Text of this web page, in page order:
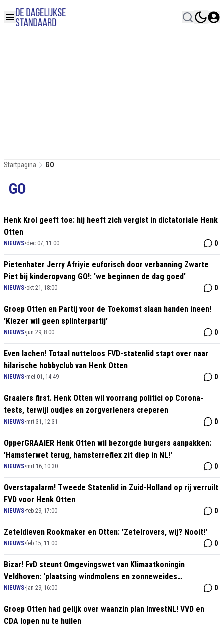
Startpagina GO
GO
Henk Krol geeft toe: hij heeft zich vergist in dictatoriale Henk
Otten
NIEUWS•dec 07, 11:00 0
Pietenhater Jerry Afriyie euforisch door verbanning Zwarte
Piet bij kinderopvang GO!: 'we beginnen de dag goed'
NIEUWS•okt 21, 18:00 0
Groep Otten en Partij voor de Toekomst slaan handen ineen!
'Kiezer wil geen splinterpartij'
NIEUWS•jun 29, 8:00 0
Even lachen! Totaal nutteloos FVD-statenlid stapt over naar
hilarische hobbyclub van Henk Otten
NIEUWS•mei 01, 14:49 0
Graaiers first. Henk Otten wil voorrang politici op Corona-
tests, terwijl oudjes en zorgverleners creperen
NIEUWS•mrt 31, 12:31 0
OpperGRAAIER Henk Otten wil bezorgde burgers aanpakken:
'Hamsterwet terug, hamsterreflex zit diep in NL!'
NIEUWS•mrt 16, 10:30 0
Overstapalarm! Tweede Statenlid in Zuid-Holland op rij verruilt
FVD voor Henk Otten
NIEUWS•feb 29, 17:00 0
Zeteldieven Rookmaker en Otten: 'Zetelrovers, wij? Nooit!'
NIEUWS•feb 15, 11:00 0
Bizar! FvD steunt Omgevingswet van Klimaatkoningin
Veldhoven: 'plaatsing windmolens en zonneweides
vergemakkelijkt'
NIEUWS•jan 29, 16:00 0
Groep Otten had gelijk over waanzin plan InvestNL! VVD en
CDA lopen nu te huilen